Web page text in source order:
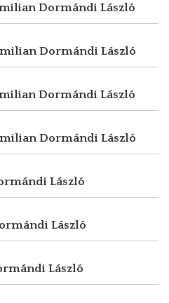
Dormándi László
Dormándi László
Dormándi László
Dormándi László
László
László
László